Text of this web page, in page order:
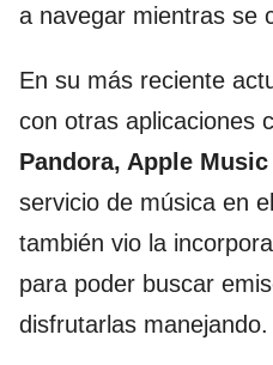
a navegar mientras se
En su más reciente
con otras aplicaciones
Pandora, Apple Music
servicio de música en
también vio la
para poder buscar
disfrutarlas manejando.